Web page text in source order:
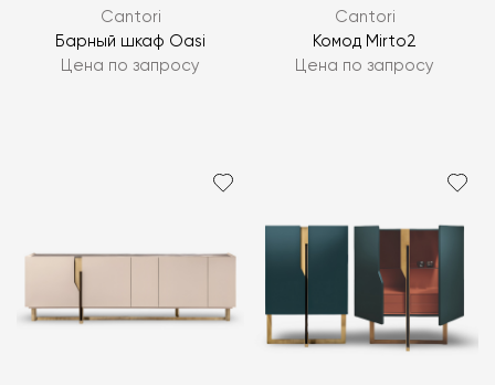
Cantori
Барный шкаф Oasi
Цена по запросу
Cantori
Комод Mirto2
Цена по запросу